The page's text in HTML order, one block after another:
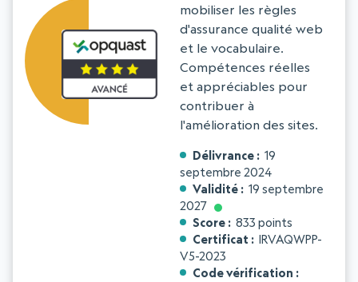
mobiliser les règles
d'assurance qualité web
et le vocabulaire.
Compétences réelles
et appréciables pour
contribuer à
l'amélioration des sites.
Délivrance
19
septembre 2024
Validité
19 septembre
2027
Score
833 points
Certificat
IRVAQWPP-
V5-2023
Code vérification